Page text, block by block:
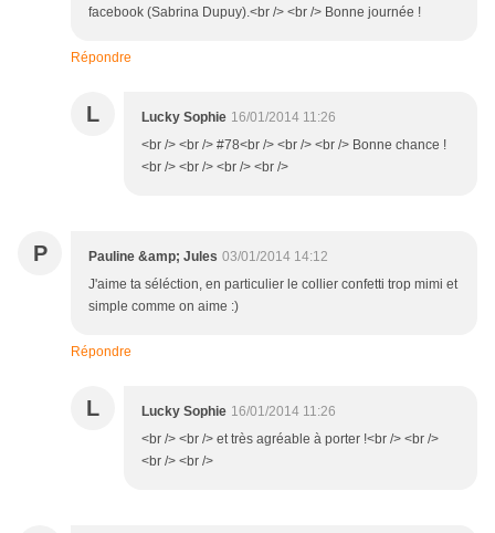
facebook (Sabrina Dupuy).<br /> <br /> Bonne journée !
Répondre
L Lucky Sophie 16/01/2014 11:26
<br /> <br /> #78<br /> <br /> <br /> Bonne chance !
<br /> <br /> <br /> <br />
P Pauline &amp; Jules 03/01/2014 14:12
J'aime ta séléction, en particulier le collier confetti trop mimi et
simple comme on aime :)
Répondre
L Lucky Sophie 16/01/2014 11:26
<br /> <br /> et très agréable à porter !<br /> <br />
<br /> <br />